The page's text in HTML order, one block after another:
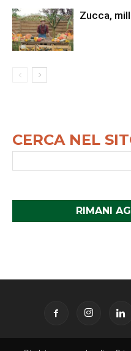
Zucca,
CERCA NEL
RIMANI